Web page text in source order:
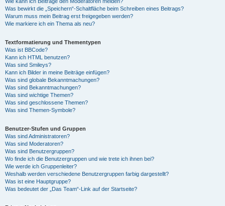
Was bewirkt die „Speichern“-Schaltfläche beim Schreiben eines Beitrags?
Warum muss mein Beitrag erst freigegeben werden?
Wie markiere ich ein Thema als neu?
Textformatierung und Thementypen
Was ist BBCode?
Kann ich HTML benutzen?
Was sind Smileys?
Kann ich Bilder in meine Beiträge einfügen?
Was sind globale Bekanntmachungen?
Was sind Bekanntmachungen?
Was sind wichtige Themen?
Was sind geschlossene Themen?
Was sind Themen-Symbole?
Benutzer-Stufen und Gruppen
Was sind Administratoren?
Was sind Moderatoren?
Was sind Benutzergruppen?
Wo finde ich die Benutzergruppen und wie trete ich ihnen bei?
Wie werde ich Gruppenleiter?
Weshalb werden verschiedene Benutzergruppen farbig dargestellt?
Was ist eine Hauptgruppe?
Was bedeutet der „Das Team“-Link auf der Startseite?